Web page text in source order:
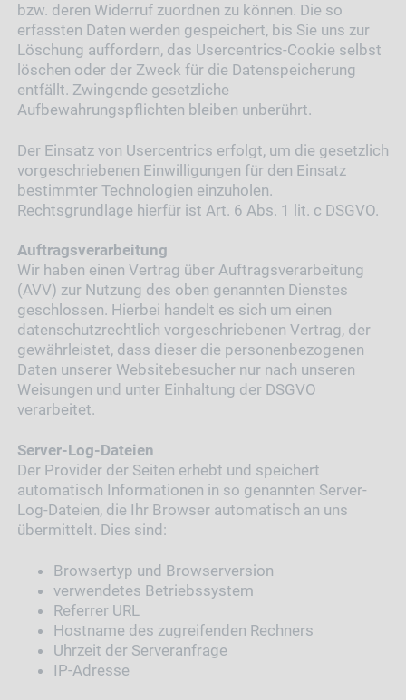
bzw. deren Widerruf zuordnen zu können. Die so
erfassten Daten werden gespeichert, bis Sie uns zur
Löschung auffordern, das Usercentrics-Cookie selbst
löschen oder der Zweck für die Datenspeicherung
entfällt. Zwingende gesetzliche
Aufbewahrungspflichten bleiben unberührt.
Der Einsatz von Usercentrics erfolgt, um die gesetzlich
vorgeschriebenen Einwilligungen für den Einsatz
bestimmter Technologien einzuholen.
Rechtsgrundlage hierfür ist Art. 6 Abs. 1 lit. c DSGVO.
Auftragsverarbeitung
Wir haben einen Vertrag über Auftragsverarbeitung
(AVV) zur Nutzung des oben genannten Dienstes
geschlossen. Hierbei handelt es sich um einen
datenschutzrechtlich vorgeschriebenen Vertrag, der
gewährleistet, dass dieser die personenbezogenen
Daten unserer Websitebesucher nur nach unseren
Weisungen und unter Einhaltung der DSGVO
verarbeitet.
Server-Log-Dateien
Der Provider der Seiten erhebt und speichert
automatisch Informationen in so genannten Server-
Log-Dateien, die Ihr Browser automatisch an uns
übermittelt. Dies sind:
Browsertyp und Browserversion
verwendetes Betriebssystem
Referrer URL
Hostname des zugreifenden Rechners
Uhrzeit der Serveranfrage
IP-Adresse